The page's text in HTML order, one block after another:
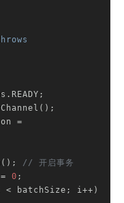
// 开启事务
0 ;
batchSize; i++)